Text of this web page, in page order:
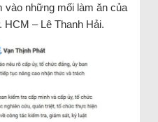
vào những mối làm ăn của
– Lê Thanh Hải.